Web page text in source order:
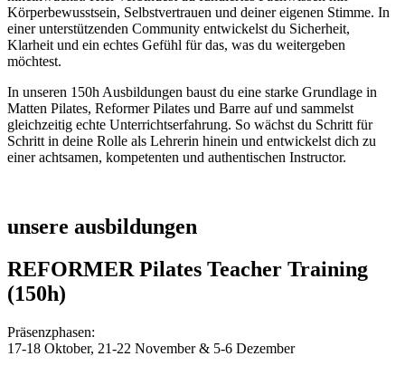
Körperbewusstsein, Selbstvertrauen und deiner eigenen Stimme. In
einer unterstützenden Community entwickelst du Sicherheit,
Klarheit und ein echtes Gefühl für das, was du weitergeben
möchtest.
In unseren 150h Ausbildungen baust du eine starke Grundlage in
Matten Pilates, Reformer Pilates und Barre auf und sammelst
gleichzeitig echte Unterrichtserfahrung. So wächst du Schritt für
Schritt in deine Rolle als Lehrerin hinein und entwickelst dich zu
einer achtsamen, kompetenten und authentischen Instructor.
unsere ausbildungen
REFORMER Pilates Teacher Training
(150h)
Präsenzphasen:
17-18 Oktober, 21-22 November & 5-6 Dezember